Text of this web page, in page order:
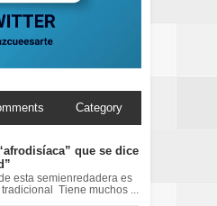
Category
que se dice
esta semienredadera es
Tiene muchos ...